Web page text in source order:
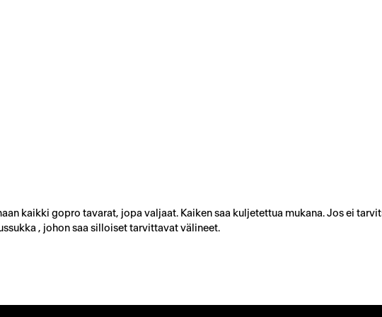
kaikki gopro tavarat, jopa valjaat. Kaiken saa kuljetettua mukana. Jos ei
, johon saa silloiset tarvittavat välineet.